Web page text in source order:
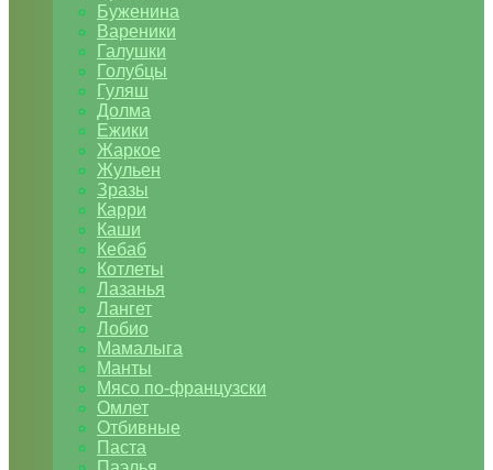
Буженина
Вареники
Галушки
Голубцы
Гуляш
Долма
Ежики
Жаркое
Жульен
Зразы
Карри
Каши
Кебаб
Котлеты
Лазанья
Лангет
Лобио
Мамалыга
Манты
Мясо по-французски
Омлет
Отбивные
Паста